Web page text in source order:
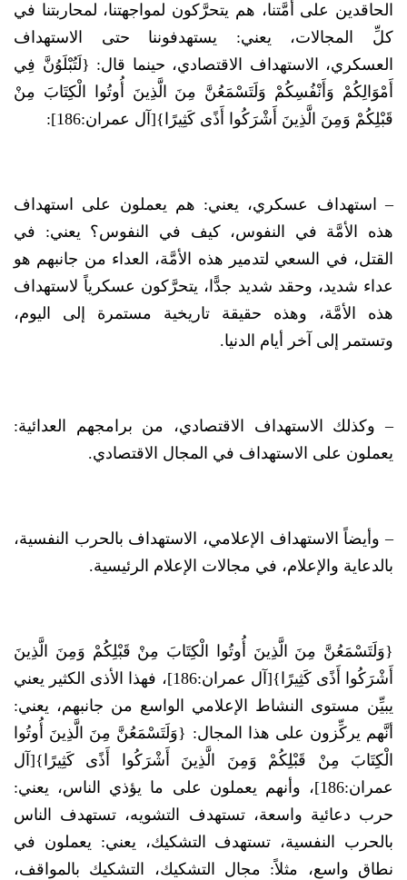
الحاقدين على أمَّتنا، هم يتحرَّكون لمواجهتنا، لمحاربتنا في
كلِّ المجالات، يعني: يستهدفوننا حتى الاستهداف
العسكري، الاستهداف الاقتصادي، حينما قال: {لَتُبْلَوُنَّ فِي
أَمْوَالِكُمْ وَأَنْفُسِكُمْ وَلَتَسْمَعُنَّ مِنَ الَّذِينَ أُوتُوا الْكِتَابَ مِنْ
قَبْلِكُمْ وَمِنَ الَّذِينَ أَشْرَكُوا أَذًى كَثِيرًا}[آل عمران:186]:
– استهداف عسكري، يعني: هم يعملون على استهداف
هذه الأمَّة في النفوس، كيف في النفوس؟ يعني: في
القتل، في السعي لتدمير هذه الأمَّة، العداء من جانبهم هو
عداء شديد، وحقد شديد جدًّا، يتحرَّكون عسكرياً لاستهداف
هذه الأمَّة، وهذه حقيقة تاريخية مستمرة إلى اليوم،
وتستمر إلى آخر أيام الدنيا.
– وكذلك الاستهداف الاقتصادي، من برامجهم العدائية:
يعملون على الاستهداف في المجال الاقتصادي.
– وأيضاً الاستهداف الإعلامي، الاستهداف بالحرب النفسية،
بالدعاية والإعلام، في مجالات الإعلام الرئيسية.
{وَلَتَسْمَعُنَّ مِنَ الَّذِينَ أُوتُوا الْكِتَابَ مِنْ قَبْلِكُمْ وَمِنَ الَّذِينَ
أَشْرَكُوا أَذًى كَثِيرًا}[آل عمران:186]، فهذا الأذى الكثير يعني
يبيِّن مستوى النشاط الإعلامي الواسع من جانبهم، يعني:
أنَّهم يركِّزون على هذا المجال: {وَلَتَسْمَعُنَّ مِنَ الَّذِينَ أُوتُوا
الْكِتَابَ مِنْ قَبْلِكُمْ وَمِنَ الَّذِينَ أَشْرَكُوا أَذًى كَثِيرًا}[آل
عمران:186]، وأنهم يعملون على ما يؤذي الناس، يعني:
حرب دعائية واسعة، تستهدف التشويه، تستهدف الناس
بالحرب النفسية، تستهدف التشكيك، يعني: يعملون في
نطاق واسع، مثلاً: مجال التشكيك، التشكيك بالمواقف،